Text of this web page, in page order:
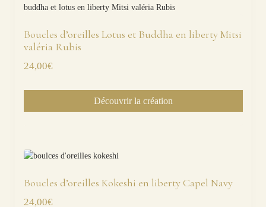
Boucles d’oreilles Lotus et Buddha en liberty Mitsi
valéria Rubis
24,00€
Découvrir la création
Boucles d’oreilles Kokeshi en liberty Capel Navy
24,00€